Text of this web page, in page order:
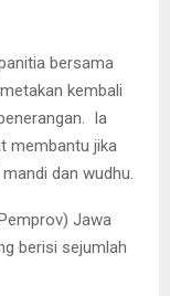
bersama
kembali
Ia
membantu jika
dan wudhu.
Jawa
berisi sejumlah